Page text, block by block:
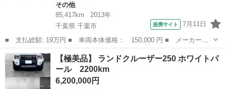
その他
85,417km
2013年
千葉県 千葉市
提携サイト 7月11日
■ 支払総額: 19万円 ■ 車両本体価格： 150,000 円 ■ メーカー
名： トヨタ ■ 車種名： ピクシススペース ■ グレード名：
Ｌ ドライブレコーダー ＣＤ スマートキー ツートンカラー タ
イヤホイール１４イ...
千葉 千葉市 その他
【極美品】 ランドクルーザー250 ホワイトパ
ール 2200km
6,200,000円